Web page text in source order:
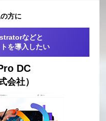
方に
などと
を導入したい
DC
会社）